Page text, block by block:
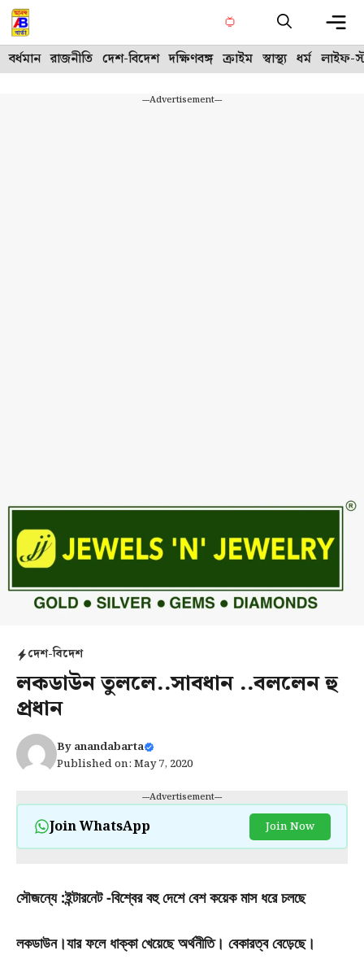
Skip
to
content
বর্ধমান রাজনীতি দেশ-বিদেশ দক্ষিণবঙ্গ ক্রাইম স্বাস্থ্য ধর্ম লাইফ-
---Advertisement---
দেশ-বিদেশ
লকডাউন তুললে..সাবধান ..বললেন হু
প্রধান
Byanandabarta
Published on: May 7, 2020
---Advertisement---
Join WhatsApp Join Now
সৌজন্যে :ইন্টারনেট -বিশ্বের বহু দেশে বেশ কয়েক মাস ধরে চলছে
লকডাউন।যার ফলে ধাক্কা খেয়েছেঅর্থনীতি। বেকারত্ব বেড়েছে।